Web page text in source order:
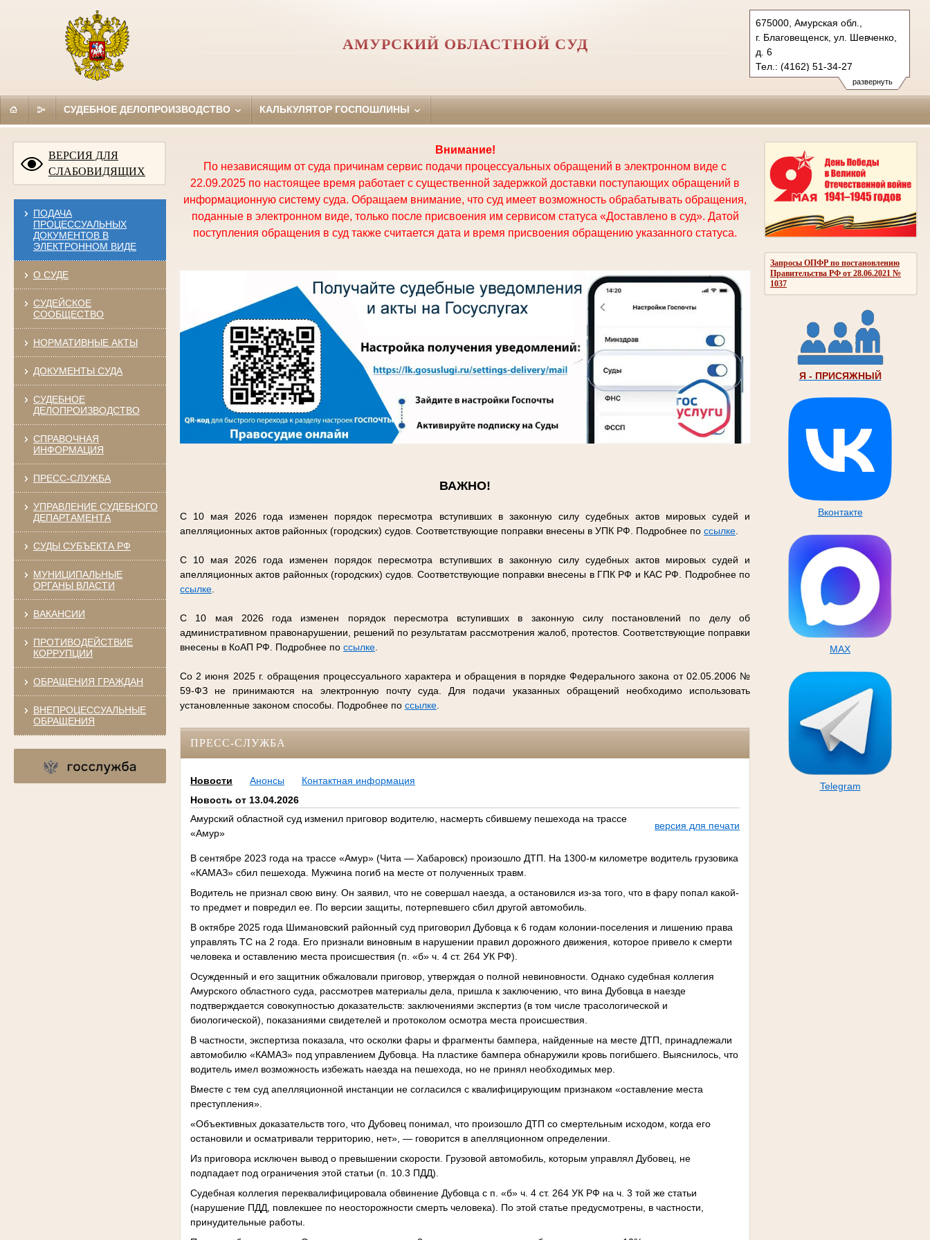
развернуть
675000, Амурская обл.,
г. Благовещенск, ул. Шевченко,
д. 6
Тел.: (4162) 51-34-27
oblsud.amr@sudrf.ru
АМУРСКИЙ ОБЛАСТНОЙ СУД
СУДЕБНОЕ ДЕЛОПРОИЗВОДСТВО КАЛЬКУЛЯТОР ГОСПОШЛИНЫ
ВЕРСИЯ ДЛЯ
СЛАБОВИДЯЩИХ
ПОДАЧА
ПРОЦЕССУАЛЬНЫХ
ДОКУМЕНТОВ В
ЭЛЕКТРОННОМ ВИДЕ
О СУДЕ
СУДЕЙСКОЕ
СООБЩЕСТВО
НОРМАТИВНЫЕ АКТЫ
ДОКУМЕНТЫ СУДА
СУДЕБНОЕ
ДЕЛОПРОИЗВОДСТВО
СПРАВОЧНАЯ
ИНФОРМАЦИЯ
ПРЕСС-СЛУЖБА
УПРАВЛЕНИЕ СУДЕБНОГО
ДЕПАРТАМЕНТА
СУДЫ СУБЪЕКТА РФ
МУНИЦИПАЛЬНЫЕ
ОРГАНЫ ВЛАСТИ
ВАКАНСИИ
ПРОТИВОДЕЙСТВИЕ
КОРРУПЦИИ
ОБРАЩЕНИЯ ГРАЖДАН
ВНЕПРОЦЕССУАЛЬНЫЕ
ОБРАЩЕНИЯ
Запросы ОПФР по постановлению
Правительства РФ от 28.06.2021 №
1037
Я - ПРИСЯЖНЫЙ
Вконтакте
MAX
Telegram
Внимание!
По независящим от суда причинам сервис подачи процессуальных обращений в электронном виде с
22.09.2025 по настоящее время работает с существенной задержкой доставки поступающих обращений в
информационную систему суда. Обращаем внимание, что суд имеет возможность обрабатывать обращения,
поданные в электронном виде, только после присвоения им сервисом статуса «Доставлено в суд». Датой
поступления обращения в суд также считается дата и время присвоения обращению указанного статуса.
ВАЖНО!
С 10 мая 2026 года изменен порядок пересмотра вступивших в законную силу судебных актов мировых судей и
апелляционных актов районных (городских) судов. Соответствующие поправки внесены в УПК РФ. Подробнее по ссылке.
С 10 мая 2026 года изменен порядок пересмотра вступивших в законную силу судебных актов мировых судей и
апелляционных актов районных (городских) судов. Соответствующие поправки внесены в ГПК РФ и КАС РФ. Подробнее по
ссылке.
С 10 мая 2026 года изменен порядок пересмотра вступивших в законную силу постановлений по делу об
административном правонарушении, решений по результатам рассмотрения жалоб, протестов. Соответствующие поправки
внесены в КоАП РФ. Подробнее по ссылке.
Со 2 июня 2025 г. обращения процессуального характера и обращения в порядке Федерального закона от 02.05.2006 №
59-ФЗ не принимаются на электронную почту суда. Для подачи указанных обращений необходимо использовать
установленные законом способы. Подробнее по ссылке.
ПРЕСС-СЛУЖБА
Новости Анонсы
Контактная информация
Новость от 13.04.2026
Амурский областной суд изменил приговор водителю, насмерть сбившему пешехода на трассе
«Амур»
версия для печати
В сентябре 2023 года на трассе «Амур» (Чита — Хабаровск) произошло ДТП. На 1300-м километре водитель грузовика
«КАМАЗ» сбил пешехода. Мужчина погиб на месте от полученных травм.
Водитель не признал свою вину. Он заявил, что не совершал наезда, а остановился из-за того, что в фару попал какой-
то предмет и повредил ее. По версии защиты, потерпевшего сбил другой автомобиль.
В октябре 2025 года Шимановский районный суд приговорил Дубовца к 6 годам колонии-поселения и лишению права
управлять ТС на 2 года. Его признали виновным в нарушении правил дорожного движения, которое привело к смерти
человека и оставлению места происшествия (п. «б» ч. 4 ст. 264 УК РФ).
Осужденный и его защитник обжаловали приговор, утверждая о полной невиновности. Однако судебная коллегия
Амурского областного суда, рассмотрев материалы дела, пришла к заключению, что вина Дубовца в наезде
подтверждается совокупностью доказательств: заключениями экспертиз (в том числе трасологической и
биологической), показаниями свидетелей и протоколом осмотра места происшествия.
В частности, экспертиза показала, что осколки фары и фрагменты бампера, найденные на месте ДТП, принадлежали
автомобилю «КАМАЗ» под управлением Дубовца. На пластике бампера обнаружили кровь погибшего. Выяснилось, что
водитель имел возможность избежать наезда на пешехода, но не принял необходимых мер.
Вместе с тем суд апелляционной инстанции не согласился с квалифицирующим признаком «оставление места
преступления».
«Объективных доказательств того, что Дубовец понимал, что произошло ДТП со смертельным исходом, когда его
остановили и осматривали территорию, нет», — говорится в апелляционном определении.
Из приговора исключен вывод о превышении скорости. Грузовой автомобиль, которым управлял Дубовец, не
подпадает под ограничения этой статьи (п. 10.3 ПДД).
Судебная коллегия переквалифицировала обвинение Дубовца с п. «б» ч. 4 ст. 264 УК РФ на ч. 3 той же статьи
(нарушение ПДД, повлекшее по неосторожности смерть человека). По этой статье предусмотрены, в частности,
принудительные работы.